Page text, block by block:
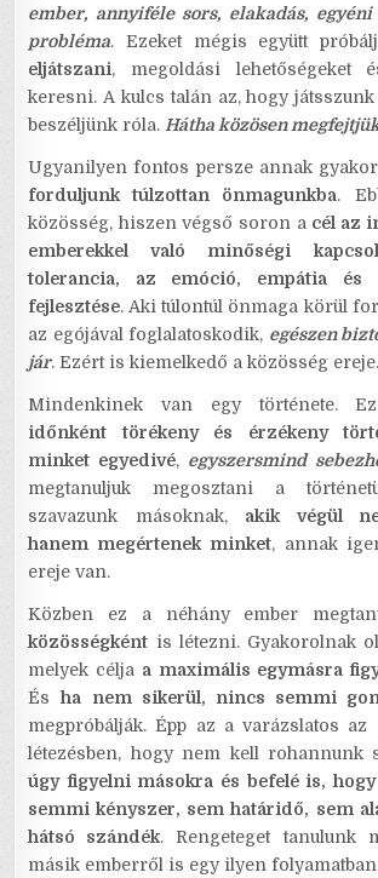
ember, annyiféle sors, elakadás,
probléma. Ezeket mégis együtt
eljátszani, megoldási lehetőségeket
keresni. A kulcs talán az, hogy játsszunk
beszéljünk róla.Hátha közösen
Ugyanilyen fontos persze annak
forduljunk túlzottan önmagunkba.
közösség, hiszen végső soron a cél az
emberekkel való minőségi
tolerancia, az emóció, empátia és
fejlesztése. Aki túlontúl önmaga körül
az egójával foglalatoskodik, egészen
jár. Ezért is kiemelkedő a közösség ereje.
Mindenkinek van egy története.
időnként törékeny és érzékeny
minket egyedivé, egyszersmind
megtanuljuk megosztani a
szavazunk másoknak, akik végül
hanem megértenek minket, annak
ereje van.
Közben ez a néhány ember
közösségként is létezni. Gyakorolnak
melyek célja a maximális egymásra
Ésha nem sikerül, nincs semmi
megpróbálják. Épp az a varázslatos
létezésben, hogy nem kell rohannunk
úgy figyelni másokra és befelé is,
semmi kényszer, sem határidő, sem
hátsó szándék. Rengeteget tanulunk
másik emberről is egy ilyen